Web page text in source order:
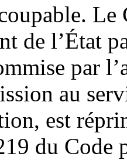
Le
de l’État
par
au
est
du Code